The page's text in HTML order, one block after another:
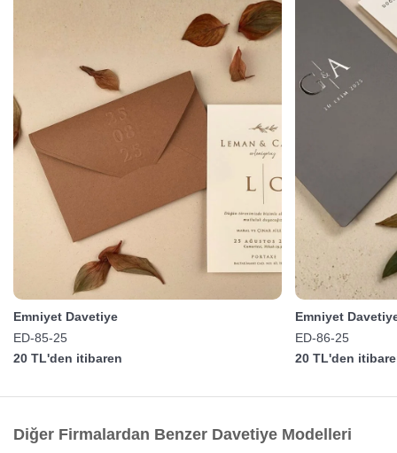
Emniyet Davetiye
ED-85-25
20 TL'den itibaren
Emniyet
ED-86-25
20 TL'den
Diğer Firmalardan Benzer Davetiye Modelleri